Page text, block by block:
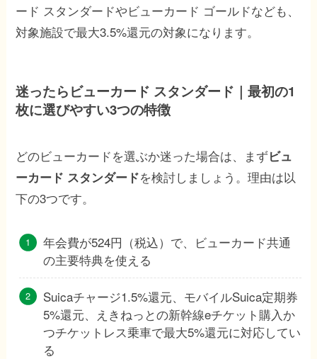
ード スタンダードやビューカード ゴールドなども、
対象施設で最大3.5%還元の対象になります。
迷ったらビューカード スタンダード｜最初の1
枚に選びやすい3つの特徴
どのビューカードを選ぶか迷った場合は、まずビュ
ーカード スタンダードを検討しましょう。理由は以
下の3つです。
年会費が524円（税込）で、ビューカード共通
の主要特典を使える
Suicaチャージ1.5%還元、モバイルSuica定期券
5%還元、えきねっとの新幹線eチケット購入か
つチケットレス乗車で最大5%還元に対応してい
る